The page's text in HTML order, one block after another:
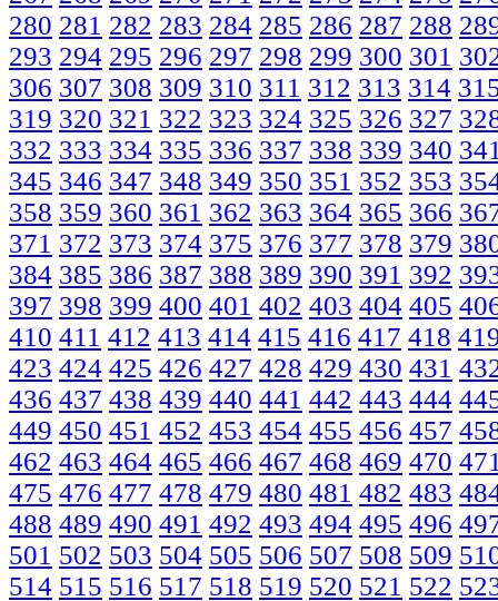
280 281 282 283 284 285 286 287 288
293 294 295 296 297 298 299 300 301
306 307 308 309 310 311 312 313 314
319 320 321 322 323 324 325 326 327
332 333 334 335 336 337 338 339 340
345 346 347 348 349 350 351 352 353
358 359 360 361 362 363 364 365 366
371 372 373 374 375 376 377 378 379
384 385 386 387 388 389 390 391 392
397 398 399 400 401 402 403 404 405
410 411 412 413 414 415 416 417 418
423 424 425 426 427 428 429 430 431
436 437 438 439 440 441 442 443 444
449 450 451 452 453 454 455 456 457
462 463 464 465 466 467 468 469 470
475 476 477 478 479 480 481 482 483
488 489 490 491 492 493 494 495 496
501 502 503 504 505 506 507 508 509
514 515 516 517 518 519 520 521 522